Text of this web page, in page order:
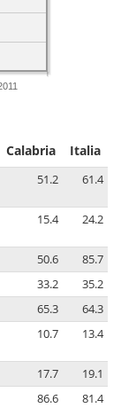
Calabria Italia
51.2 61.4
15.4 24.2
50.6
85.7
33.2
35.2
65.3
64.3
10.7 13.4
17.7
19.1
86.6
81.4